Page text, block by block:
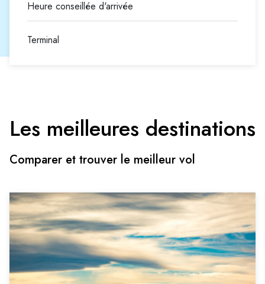
Terminal
Les meilleures destinations
Comparer et trouver le meilleur vol